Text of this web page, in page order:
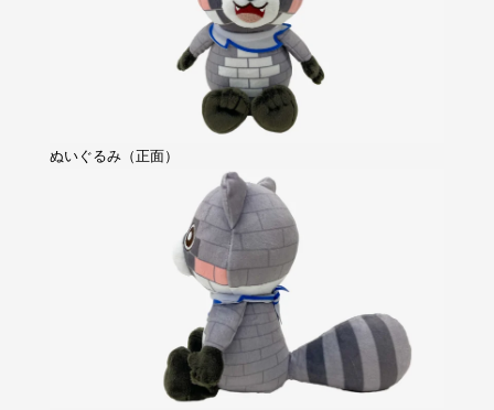
ぬいぐるみ（正面）